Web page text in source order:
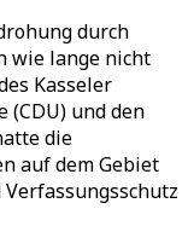
durch
wie lange nicht
Kasseler
(CDU) und den
die
auf dem Gebiet